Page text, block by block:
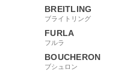
BREITLING
ブライトリング
FURLA
フルラ
BOUCHERON
ブシュロン